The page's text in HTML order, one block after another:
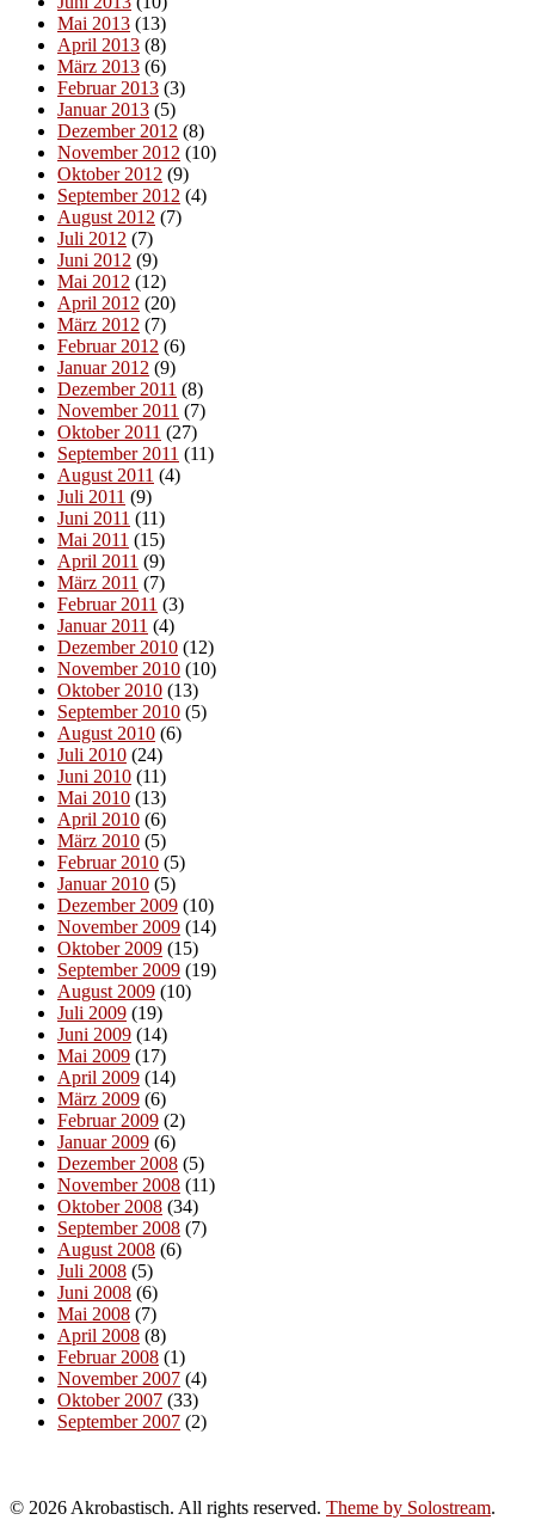
Mai 2013 (13)
April 2013 (8)
März 2013 (6)
Februar 2013 (3)
Januar 2013 (5)
Dezember 2012 (8)
November 2012 (10)
Oktober 2012 (9)
September 2012 (4)
August 2012 (7)
Juli 2012 (7)
Juni 2012 (9)
Mai 2012 (12)
April 2012 (20)
März 2012 (7)
Februar 2012 (6)
Januar 2012 (9)
Dezember 2011 (8)
November 2011 (7)
Oktober 2011 (27)
September 2011 (11)
August 2011 (4)
Juli 2011 (9)
Juni 2011 (11)
Mai 2011 (15)
April 2011 (9)
März 2011 (7)
Februar 2011 (3)
Januar 2011 (4)
Dezember 2010 (12)
November 2010 (10)
Oktober 2010 (13)
September 2010 (5)
August 2010 (6)
Juli 2010 (24)
Juni 2010 (11)
Mai 2010 (13)
April 2010 (6)
März 2010 (5)
Februar 2010 (5)
Januar 2010 (5)
Dezember 2009 (10)
November 2009 (14)
Oktober 2009 (15)
September 2009 (19)
August 2009 (10)
Juli 2009 (19)
Juni 2009 (14)
Mai 2009 (17)
April 2009 (14)
März 2009 (6)
Februar 2009 (2)
Januar 2009 (6)
Dezember 2008 (5)
November 2008 (11)
Oktober 2008 (34)
September 2008 (7)
August 2008 (6)
Juli 2008 (5)
Juni 2008 (6)
Mai 2008 (7)
April 2008 (8)
Februar 2008 (1)
November 2007 (4)
Oktober 2007 (33)
September 2007 (2)
© 2026 Akrobastisch. All rights reserved. Theme by Solostream.